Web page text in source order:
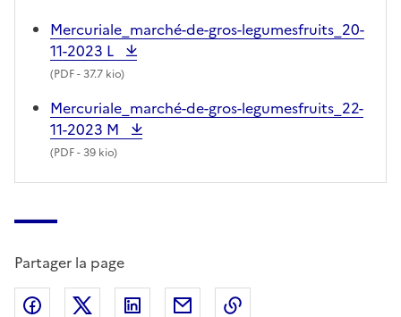
Mercuriale_marché-de-gros-legumesfruits_20-
11-2023 L
(PDF- 37.7 kio)
Mercuriale_marché-de-gros-legumesfruits_22-
11-2023 M
(PDF- 39 kio)
Partager la page
Partager sur Facebook
Partager sur X (anciennement Twitter)
Partager sur LinkedIn
Partager par email